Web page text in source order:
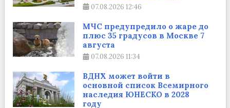
07.08.2026 12:46
МЧС предупредило о жаре до
плюс 35 градусов в Москве 7
августа
07.08.2026 11:34
ВДНХ может войти в
основной список Всемирного
наследия ЮНЕСКО в 2028
году